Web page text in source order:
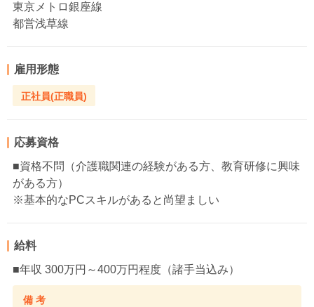
東京メトロ銀座線
都営浅草線
雇用形態
正社員(正職員)
応募資格
■資格不問（介護職関連の経験がある方、教育研修に興味
がある方）
※基本的なPCスキルがあると尚望ましい
給料
■年収 300万円～400万円程度（諸手当込み）
備 考